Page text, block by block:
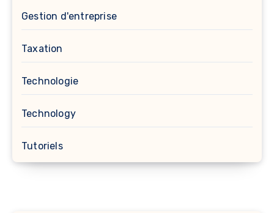
Gestion d'entreprise
Taxation
Technologie
Technology
Tutoriels